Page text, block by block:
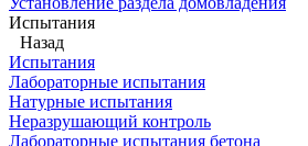
Испытания
Назад
Испытания
Лабораторные испытания
Натурные испытания
Неразрушающий контроль
Лабораторные испытания бетона